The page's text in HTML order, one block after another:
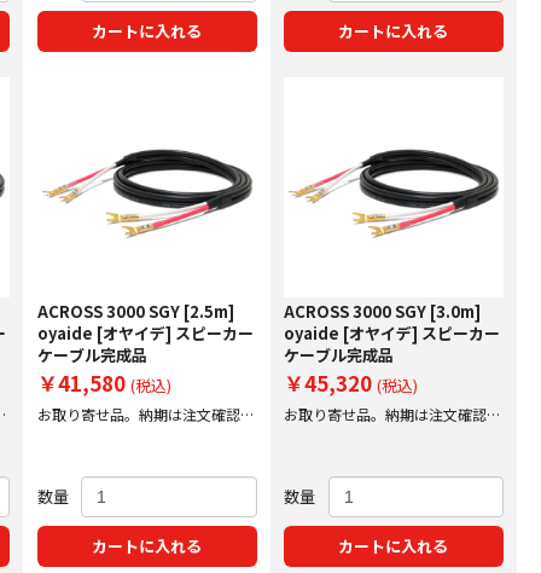
カートに入れる カートに入れる
ACROSS 3000 SGY [2.5m]
oyaide [オヤイデ] スピーカー
ケーブル完成品
￥41,580 (税込)
お取り寄せ品。納期は注文確認後
数量
カートに入れる
ACROSS 3000 SGY [3.0m]
oyaide [オヤイデ] スピーカー
ケーブル完成品
￥45,320 (税込)
お取り寄せ品。納期は注文確認後
数量
カートに入れる